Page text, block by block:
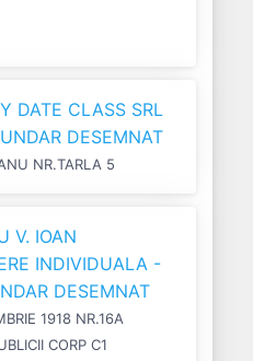
DATE CLASS SRL
DESEMNAT
NR.TARLA 5
V. IOAN
INDIVIDUALA -
DESEMNAT
1918 NR.16A
CORP C1